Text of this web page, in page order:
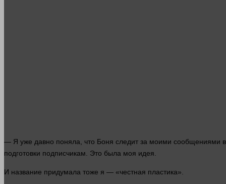
— Я уже давно поняла, что Боня следит за моими сообщениями
подготовки подписчикам. Это была моя идея.
И название придумала тоже я — «честная пластика».